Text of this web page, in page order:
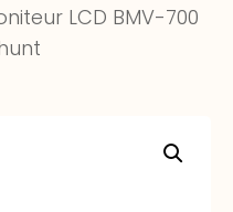
LCD BMV-700